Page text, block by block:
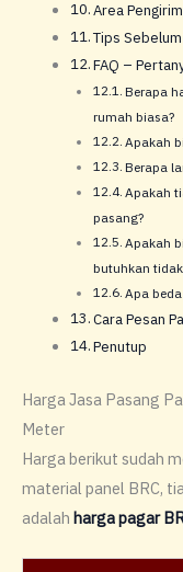
Area
Tips Sebelum
FAQ –
Berapa
rumah biasa?
Apakah
Berapa
Apakah
pasang?
Apakah
butuhkan
Apa
Cara Pesan
Penutup
Harga Jasa Pasang
Meter
Harga berikut sudah
material panel BRC,
adalah harga pagar